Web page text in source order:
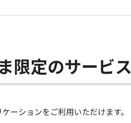
限定のサービス
ーションをご利用いただけます。